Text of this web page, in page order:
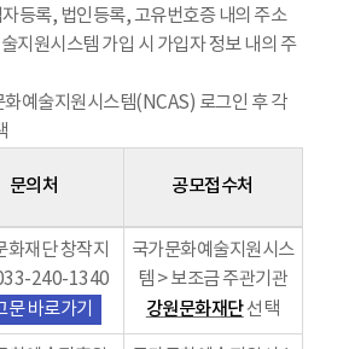
등록, 법인등록, 고유번호증 내의 주소
지원시스템 가입 시 가입자 정보 내의 주
화예술지원시스템(NCAS) 로그인 후 각
문의처 공모접수처
화재단 창작지
240-1340
문 바로가기
국가문화예술지원시스
템 > 보조금 주관기관
강원문화재단선택